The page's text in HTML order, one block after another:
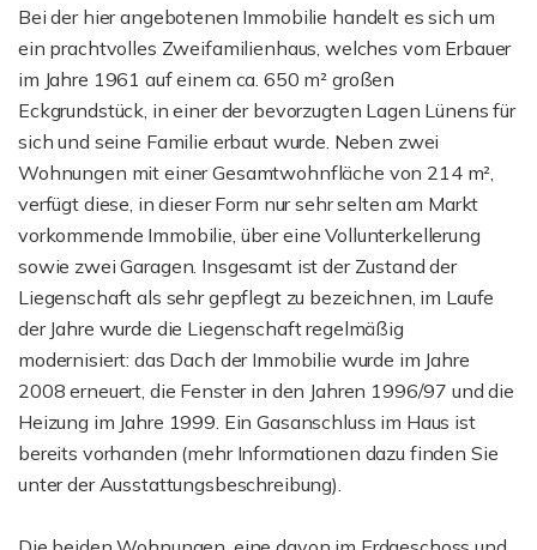
Bei der hier angebotenen Immobilie handelt es sich um
ein prachtvolles Zweifamilienhaus, welches vom Erbauer
im Jahre 1961 auf einem ca. 650 m² großen
Eckgrundstück, in einer der bevorzugten Lagen Lünens für
sich und seine Familie erbaut wurde. Neben zwei
Wohnungen mit einer Gesamtwohnfläche von 214 m²,
verfügt diese, in dieser Form nur sehr selten am Markt
vorkommende Immobilie, über eine Vollunterkellerung
sowie zwei Garagen. Insgesamt ist der Zustand der
Liegenschaft als sehr gepflegt zu bezeichnen, im Laufe
der Jahre wurde die Liegenschaft regelmäßig
modernisiert: das Dach der Immobilie wurde im Jahre
2008 erneuert, die Fenster in den Jahren 1996/97 und die
Heizung im Jahre 1999. Ein Gasanschluss im Haus ist
bereits vorhanden (mehr Informationen dazu finden Sie
unter der Ausstattungsbeschreibung).